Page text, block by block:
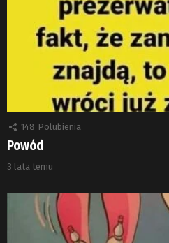
148 Polubienia
Powód
3 lata temu